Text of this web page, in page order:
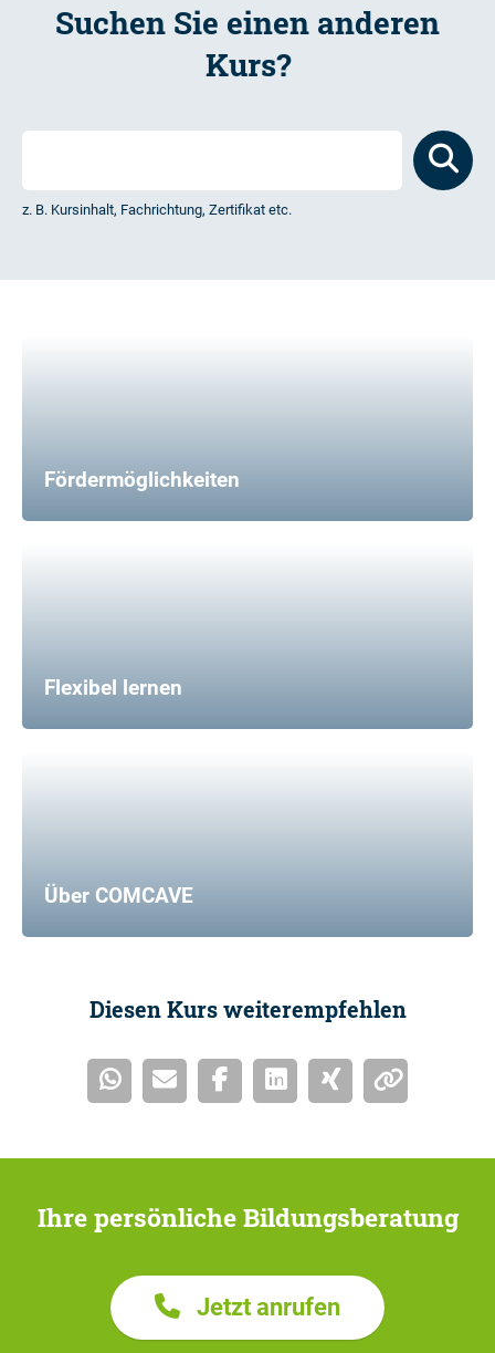
Suchen Sie einen anderen
Kurs?
z. B. Kursinhalt, Fachrichtung, Zertifikat etc.
Fördermöglichkeiten
Flexibel lernen
Über COMCAVE
Diesen Kurs weiterempfehlen
Ihre persönliche Bildungsberatung
Jetzt anrufen